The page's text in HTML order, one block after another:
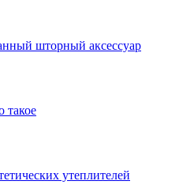
шторный аксессуар
такое
утеплителей